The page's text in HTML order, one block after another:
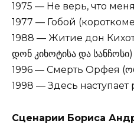
1975 — Не верь, что
1977 — Гобой
1988 — Житие дон
დონ კიხოტისა და სანჩოსი)
1996 — Смерть Орфея
1998 — Здесь наступает
Сценарии Бориса